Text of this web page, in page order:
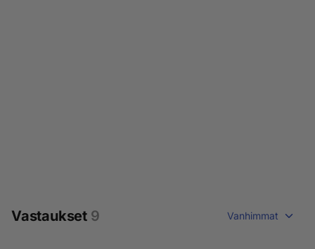
Vastaukset 9 Vanhimmat